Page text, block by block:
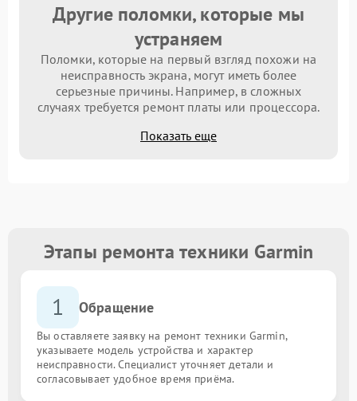
Другие поломки, которые мы
устраняем
Поломки, которые на первый взгляд похожи на
неисправность экрана, могут иметь более
серьезные причины. Например, в сложных
случаях требуется ремонт платы или процессора.
Показать еще
Этапы ремонта техники Garmin
1 Обращение
Вы оставляете заявку на ремонт техники Garmin,
указываете модель устройства и характер
неисправности. Специалист уточняет детали и
согласовывает удобное время приёма.